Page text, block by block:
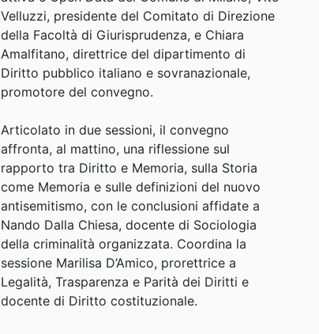
Velluzzi, presidente del Comitato di Direzione
della Facoltà di Giurisprudenza, e Chiara
Amalfitano, direttrice del dipartimento di
Diritto pubblico italiano e sovranazionale,
promotore del convegno.
Articolato in due sessioni, il convegno
affronta, al mattino, una riflessione sul
rapporto tra Diritto e Memoria, sulla Storia
come Memoria e sulle definizioni del nuovo
antisemitismo, con le conclusioni affidate a
Nando Dalla Chiesa, docente di Sociologia
della criminalità organizzata. Coordina la
sessione Marilisa D’Amico, prorettrice a
Legalità, Trasparenza e Parità dei Diritti e
docente di Diritto costituzionale.